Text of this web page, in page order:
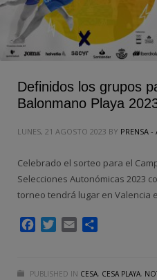
Definidos los grupos
Balonmano Playa
LUNES, 21 AGOSTO 2023 BY PRENSA
Celebrado el sorteo para el
Selecciones Autonómicas 2023
torneo tendrá lugar en Valencia
FacebookTwitter
Email
PUBLISHED IN CESA, CESA PLAYA,